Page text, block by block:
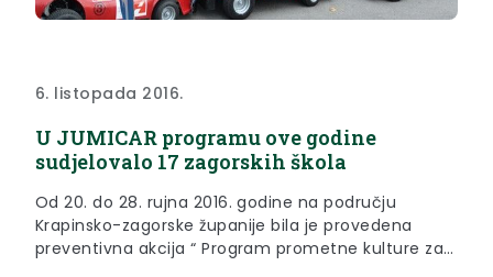
6. listopada 2016.
U JUMICAR programu ove godine
sudjelovalo 17 zagorskih škola
Od 20. do 28. rujna 2016. godine na području
Krapinsko-zagorske županije bila je provedena
preventivna akcija “ Program prometne kulture za